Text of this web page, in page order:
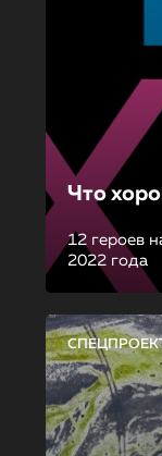
Что
12 героев
2022 года